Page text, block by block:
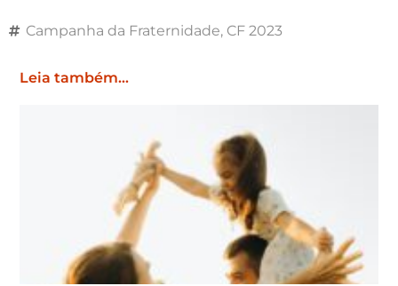
Campanha da Fraternidade, CF 2023
Leia também...